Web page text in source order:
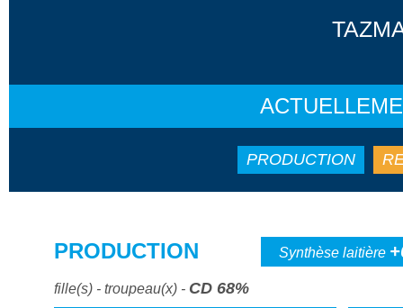
PRODUCTION
PRODUCTION Synthèse laitière
fille(s) - troupeau(x) - CD 68%